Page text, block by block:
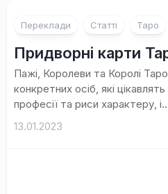
Переклади Статті Таро
Придворні карти
Пажі, Королеви та Королі
конкретних осіб, які цікавлять
професії та риси характеру,
13.01.2023